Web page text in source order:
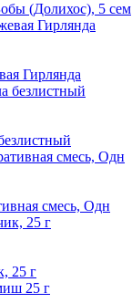
(Долихос), 5 сем
Гирлянда
смесь, Одн
25 г